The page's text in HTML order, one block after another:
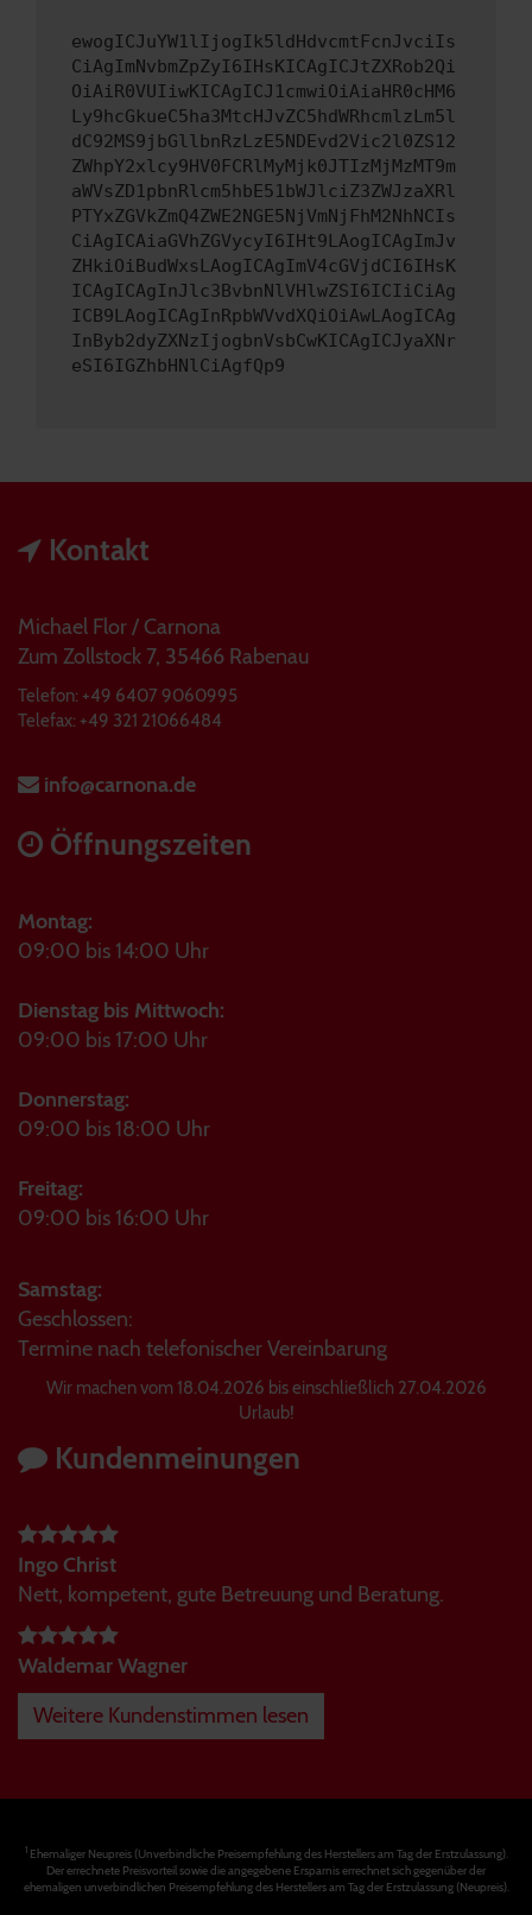
ewogICJuYW1lIjogIk5ldHdvcmtFcnJvciIs
CiAgImNvbmZpZyI6IHsKICAgICJtZXRob2Qi
OiAiR0VUIiwKICAgICJ1cmwiOiAiaHR0cHM6
Ly9hcGkueC5ha3MtcHJvZC5hdWRhcmlzLm5l
dC92MS9jbGllbnRzLzE5NDEvd2Vic2l0ZS12
ZWhpY2xlcy9HV0FCRlMyMjk0JTIzMjMzMT9m
aWVsZD1pbnRlcm5hbE51bWJlciZ3ZWJzaXRl
PTYxZGVkZmQ4ZWE2NGE5NjVmNjFhM2NhNCIs
CiAgICAiaGVhZGVycyI6IHt9LAogICAgImJv
ZHkiOiBudWxsLAogICAgImV4cGVjdCI6IHsK
ICAgICAgInJlc3BvbnNlVHlwZSI6ICIiCiAg
ICB9LAogICAgInRpbWVvdXQiOiAwLAogICAg
InByb2dyZXNzIjogbnVsbCwKICAgICJyaXNr
eSI6IGZhbHNlCiAgfQp9
Kontakt
Michael Flor / Carnona
Zum Zollstock 7, 35466 Rabenau
Telefon: +49 6407 9060995
Telefax: +49 321 21066484
info@carnona.de
Öffnungszeiten
Montag:
09:00 bis 14:00 Uhr
Dienstag bis Mittwoch:
09:00 bis 17:00 Uhr
Donnerstag:
09:00 bis 18:00 Uhr
Freitag:
09:00 bis 16:00 Uhr
Samstag:
Geschlossen:
Termine nach telefonischer Vereinbarung
Wir machen vom 18.04.2026 bis einschließlich 27.04.2026
Urlaub!
Kundenmeinungen
Ingo Christ
Nett, kompetent, gute Betreuung und Beratung.
Waldemar Wagner
Weitere Kundenstimmen lesen
1Ehemaliger Neupreis (Unverbindliche Preisempfehlung des Herstellers am Tag der Erstzulassung).
Der errechnete Preisvorteil sowie die angegebene Ersparnis errechnet sich gegenüber der
ehemaligen unverbindlichen Preisempfehlung des Herstellers am Tag der Erstzulassung (Neupreis).